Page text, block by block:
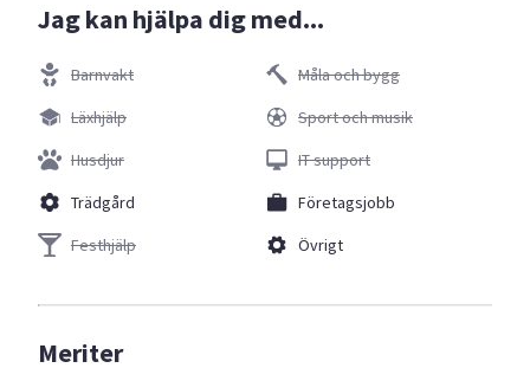
Jag kan hjälpa dig med...
Barnvakt
Läxhjälp
Husdjur
Trädgård
Festhjälp
Måla och bygg
Sport och musik
IT support
Företagsjobb
Övrigt
Meriter